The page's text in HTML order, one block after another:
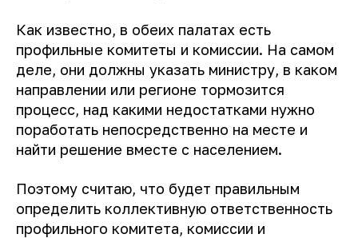
Как известно, в обеих палатах есть
профильные комитеты и комиссии. На самом
деле, они должны указать министру, в каком
направлении или регионе тормозится
процесс, над какими недостатками нужно
поработать непосредственно на месте и
найти решение вместе с населением.
Поэтому считаю, что будет правильным
определить коллективную ответственность
профильного комитета, комиссии и